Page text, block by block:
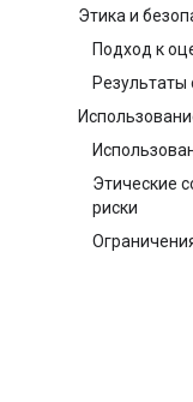
Этика и
Подход к
Результаты
Этические
риски